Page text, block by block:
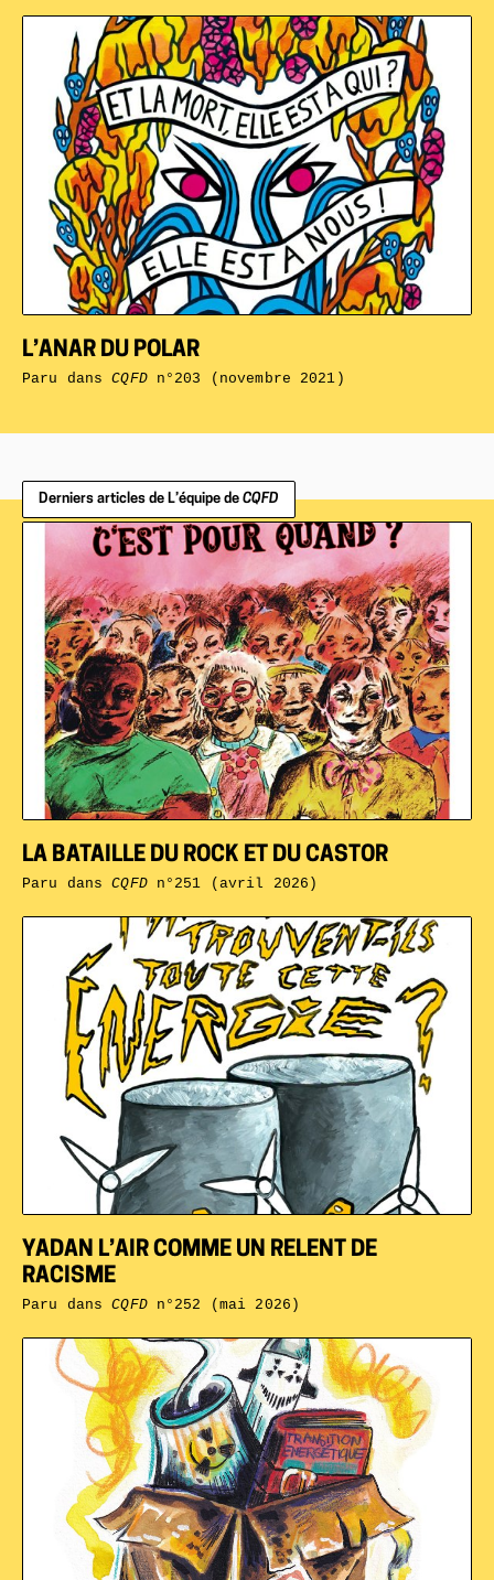
L’ANAR DU POLAR
Paru dansCQFDn°203 (novembre 2021)
Derniers articles de L’équipe de CQFD
YADAN L’AIR COMME UN RELENT DE
RACISME
Paru dansCQFDn°252 (mai 2026)
LA BATAILLE DU ROCK ET DU CASTOR
Paru dansCQFDn°251 (avril 2026)